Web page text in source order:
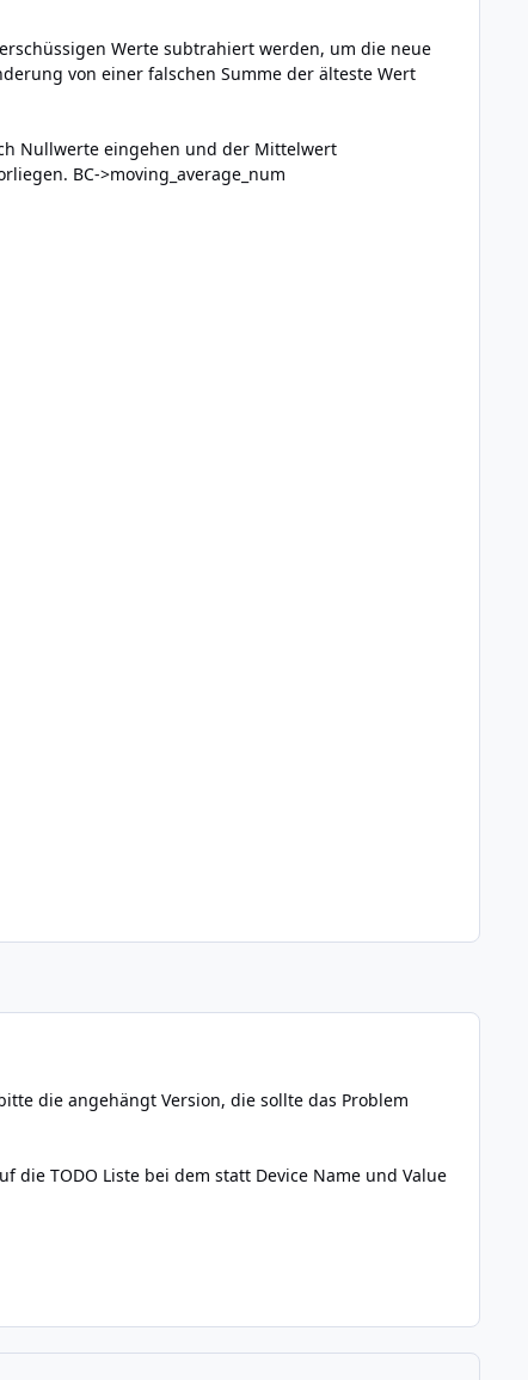
Werte subtrahiert werden, um die neue
von einer falschen Summe der älteste Wert
Nullwerte eingehen und der Mittelwert
BC->moving_average_num
die angehängt Version, die sollte das Problem
die TODO Liste bei dem statt Device Name und Value